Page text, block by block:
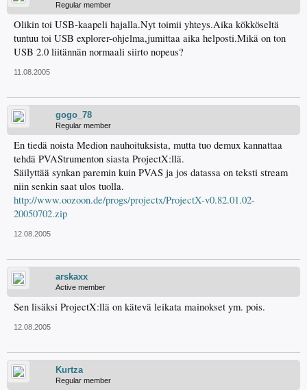
Regular member
Olikin toi USB-kaapeli hajalla.Nyt toimii yhteys.Aika kökköseltä
tuntuu toi USB explorer-ohjelma,jumittaa aika helposti.Mikä on ton
USB 2.0 liitännän normaali siirto nopeus?
11.08.2005
gogo_78
Regular member
En tiedä noista Medion nauhoituksista, mutta tuo demux kannattaa
tehdä PVAStrumenton siasta ProjectX:llä.
Säilyttää synkan paremin kuin PVAS ja jos datassa on teksti stream
niin senkin saat ulos tuolla.
http://www.oozoon.de/progs/projectx/ProjectX-v0.82.01.02-
20050702.zip
12.08.2005
arskaxx
Active member
Sen lisäksi ProjectX:llä on kätevä leikata mainokset ym. pois.
12.08.2005
Kurtza
Regular member